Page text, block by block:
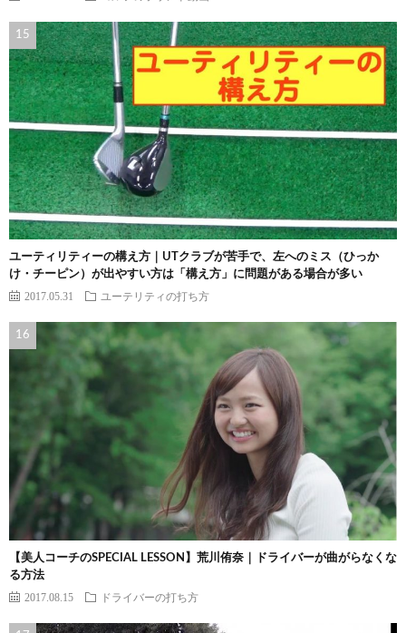
ユーティリティーの構え方｜UTクラブが苦手で、左へのミス（ひっか
け・チーピン）が出やすい方は「構え方」に問題がある場合が多い
2017.05.31 ユーテリティの打ち方
【美人コーチのSPECIAL LESSON】荒川侑奈｜ドライバーが曲がらなくな
る方法
2017.08.15 ドライバーの打ち方